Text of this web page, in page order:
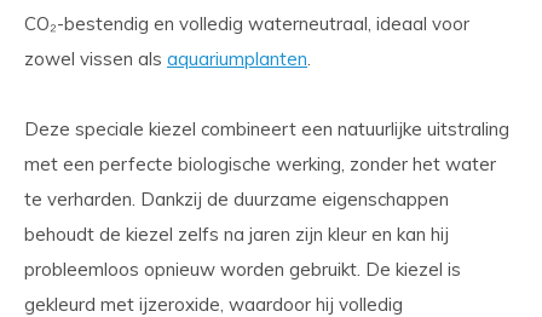
CO₂-bestendig en volledig waterneutraal, ideaal voor
zowel vissen als aquariumplanten.
Deze speciale kiezel combineert een natuurlijke uitstraling
met een perfecte biologische werking, zonder het water
te verharden. Dankzij de duurzame eigenschappen
behoudt de kiezel zelfs na jaren zijn kleur en kan hij
probleemloos opnieuw worden gebruikt. De kiezel is
gekleurd met ijzeroxide, waardoor hij volledig